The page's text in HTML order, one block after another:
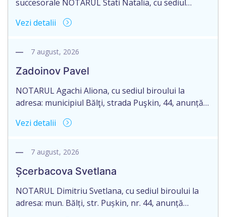
succesorale NOTARUL Stati Natalia, cu sediul
of. 4, anunță despre deschiderea procedurii
născut la 13.10.1948, decedat la 26.01.2022, IDNP
moștenitor este planificată în prealabil pentru data
09.11.2026. În conformitate cu prevederile […]
Vezi detalii
7 august, 2026
Zadoinov Pavel
NOTARUL Agachi Aliona, cu sediul biroului la
adresa: municipiul Bălţi, strada Puşkin, 44, anunță
decesului cet. Zadoinov Pavel, născut la 12 iulie
2026. Eliberarea certificatului de moștenitor este
conformitate cu prevederile art. 2390 alin. […]
Vezi detalii
7 august, 2026
Șcerbacova Svetlana
NOTARUL Dimitriu Svetlana, cu sediul biroului la
adresa: mun. Bălți, str. Pușkin, nr. 44, anunță